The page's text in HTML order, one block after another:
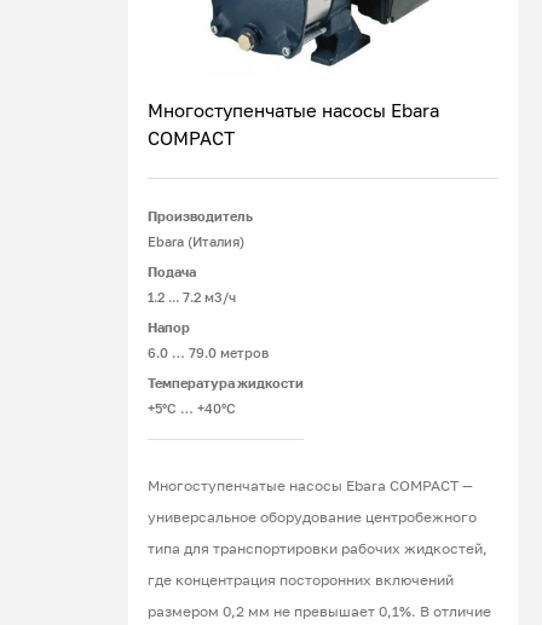
Многоступенчатые насосы Ebara
COMPACT
Производитель
Ebara (Италия)
Подача
1.2 ... 7.2 м3/ч
Напор
6.0 … 79.0 метров
Температура жидкости
+5°C … +40°C
Многоступенчатые насосы Ebara COMPACT —
универсальное оборудование центробежного
типа для транспортировки рабочих жидкостей,
где концентрация посторонних включений
размером 0,2 мм не превышает 0,1%. В отличие